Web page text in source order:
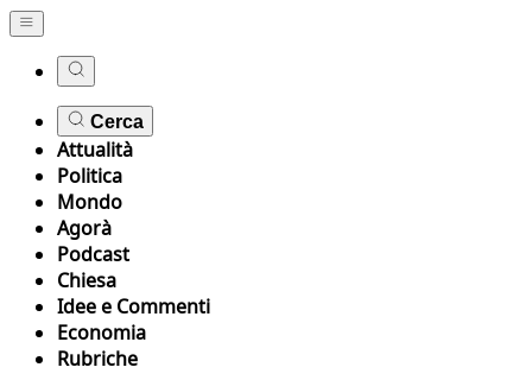
Cerca
Attualità
Politica
Mondo
Agorà
Podcast
Chiesa
Idee e Commenti
Economia
Rubriche